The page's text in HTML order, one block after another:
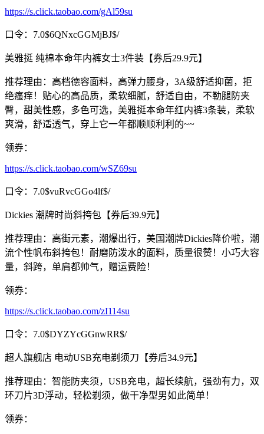
https://s.click.taobao.com/gAl59su
口令：7.0$6QNxcGGMjBJ$/
美雅挺 纯棉本命年内裤女士3件装【券后29.9元】
推荐理由：高档德容面料，高弹力腰身，3A级舒适抑菌，拒
绝瘙痒！贴心的高品质，柔软细腻，舒适自由，不勒腿防夹
臀，甜美性感，多色可选，美雅挺本命年红内裤3条装，柔软
爽滑，舒适透气，穿上它一年都顺顺利利的~~
领券：
https://s.click.taobao.com/wSZ69su
口令：7.0$vuRvcGGo4lf$/
Dickies 潮牌时尚斜挎包【券后39.9元】
推荐理由：高街元素，潮爆出行，美国潮牌Dickies降价啦，潮
流个性帆布斜挎包！耐磨防泼水的面料，质量很赞！小巧大容
量，斜跨，单肩都帅气，赠运费险！
领券：
https://s.click.taobao.com/zI114su
口令：7.0$DYZYcGGnwRR$/
超人旗舰店 电动USB充电剃须刀【券后34.9元】
推荐理由：智能防夹须，USB充电，超长续航，强劲有力，双
环刀片3D浮动，轻松剃须，做干净型男如此简单！
领券：